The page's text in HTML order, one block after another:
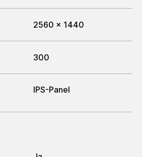
2560 x 1440
300
IPS-Panel